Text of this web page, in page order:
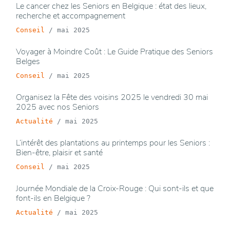
Le cancer chez les Seniors en Belgique : état des lieux,
recherche et accompagnement
Conseil / mai 2025
Voyager à Moindre Coût : Le Guide Pratique des Seniors
Belges
Conseil / mai 2025
Organisez la Fête des voisins 2025 le vendredi 30 mai
2025 avec nos Seniors
Actualité / mai 2025
L’intérêt des plantations au printemps pour les Seniors :
Bien-être, plaisir et santé
Conseil / mai 2025
Journée Mondiale de la Croix-Rouge : Qui sont-ils et que
font-ils en Belgique ?
Actualité / mai 2025